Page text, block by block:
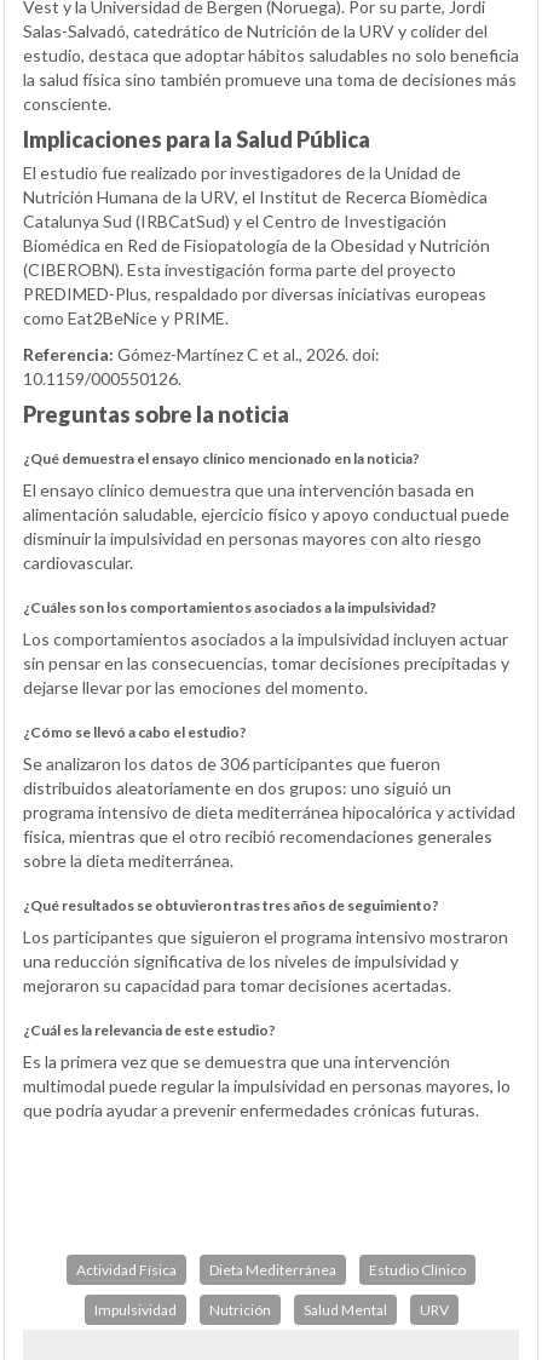
Vest y la Universidad de Bergen (Noruega). Por su parte, Jordi
Salas-Salvadó, catedrático de Nutrición de la URV y colíder del
estudio, destaca que adoptar hábitos saludables no solo beneficia
la salud física sino también promueve una toma de decisiones más
consciente.
Implicaciones para la Salud Pública
El estudio fue realizado por investigadores de la Unidad de
Nutrición Humana de la URV, el Institut de Recerca Biomèdica
Catalunya Sud (IRBCatSud) y el Centro de Investigación
Biomédica en Red de Fisiopatología de la Obesidad y Nutrición
(CIBEROBN). Esta investigación forma parte del proyecto
PREDIMED-Plus, respaldado por diversas iniciativas europeas
como Eat2BeNice y PRIME.
Referencia: Gómez-Martínez C et al., 2026. doi:
10.1159/000550126.
Preguntas sobre la noticia
¿Qué demuestra el ensayo clínico mencionado en la noticia?
El ensayo clínico demuestra que una intervención basada en
alimentación saludable, ejercicio físico y apoyo conductual puede
disminuir la impulsividad en personas mayores con alto riesgo
cardiovascular.
¿Cuáles son los comportamientos asociados a la impulsividad?
Los comportamientos asociados a la impulsividad incluyen actuar
sin pensar en las consecuencias, tomar decisiones precipitadas y
dejarse llevar por las emociones del momento.
¿Cómo se llevó a cabo el estudio?
Se analizaron los datos de 306 participantes que fueron
distribuidos aleatoriamente en dos grupos: uno siguió un
programa intensivo de dieta mediterránea hipocalórica y actividad
física, mientras que el otro recibió recomendaciones generales
sobre la dieta mediterránea.
¿Qué resultados se obtuvieron tras tres años de seguimiento?
Los participantes que siguieron el programa intensivo mostraron
una reducción significativa de los niveles de impulsividad y
mejoraron su capacidad para tomar decisiones acertadas.
¿Cuál es la relevancia de este estudio?
Es la primera vez que se demuestra que una intervención
multimodal puede regular la impulsividad en personas mayores, lo
que podría ayudar a prevenir enfermedades crónicas futuras.
Actividad Física Dieta Mediterránea Estudio Clínico
Impulsividad Nutrición Salud Mental URV